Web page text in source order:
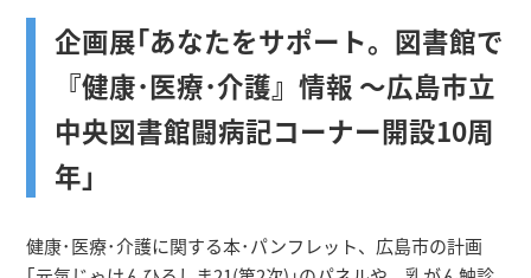
企画展｢あなたをサポート。図書館で
『健康･医療･介護』情報 ～広島市立
中央図書館闘病記コーナー開設10周
年｣
健康･医療･介護に関する本･パンフレット、広島市の計画